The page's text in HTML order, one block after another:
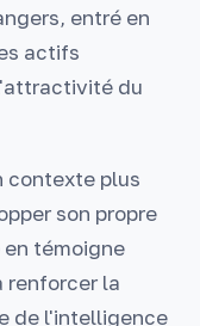
entré en
actifs
du
contexte plus
son propre
témoigne
renforcer la
de l'intelligence